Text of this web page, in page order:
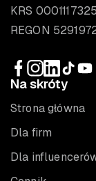
KRS 0001117325
REGON
Na skróty
Strona główna
Dla firm
Dla